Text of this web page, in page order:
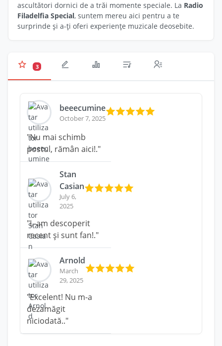
ascultători dornici de a trăi momente speciale. La Radio
Filadelfia Special, suntem mereu aici pentru a te
surprinde și a-ți oferi experiențe muzicale deosebite.
3
beeecumine
October 7, 2025
"Nu mai schimb
postul, rămân aici!."
Stan
Casian
July 6,
2025
"L-am descoperit
recent și sunt fan!."
Arnold
March
29, 2025
"Excelent! Nu m-a
dezamăgit
niciodată.."